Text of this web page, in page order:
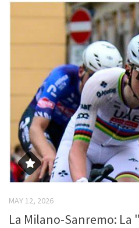
MAY 12, 2026
La Milano-Sanremo: La